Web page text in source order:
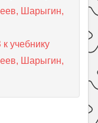
Шарыгин,
учебнику
Шарыгин,